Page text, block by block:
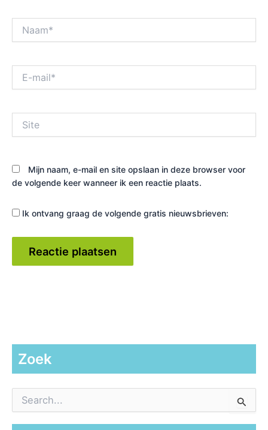
mail*
Mijn naam, e-mail en site opslaan in deze browser voor
de volgende keer wanneer ik een reactie plaats.
Ik ontvang graag de volgende gratis nieuwsbrieven:
Zoek